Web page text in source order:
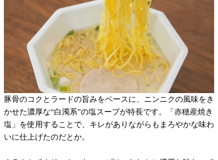
豚骨のコクとラードの旨みをベースに、ニンニクの風味をき
かせた濃厚な“白濁系”の塩スープが特長です。「赤穂産焼き
塩」を使用することで、キレがありながらもまろやかな味わ
いに仕上げたのだとか。